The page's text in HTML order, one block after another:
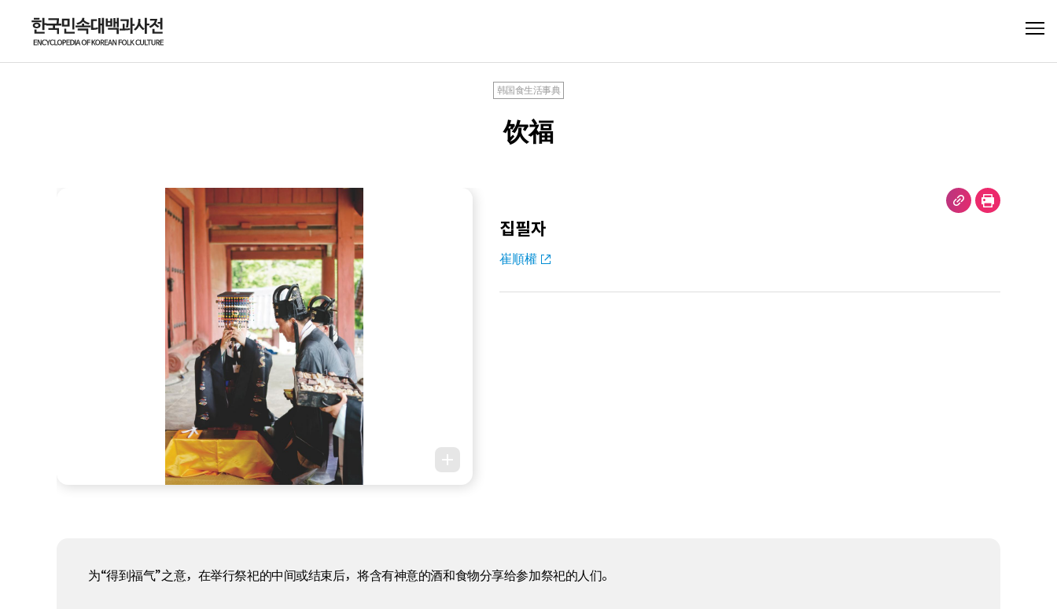
韩国食生活事典
饮福
집필자
崔順權
为“得到福气”之意，在举行祭祀的中间或结束后，将含有神意的酒和食物分享给参加祭祀的人们。